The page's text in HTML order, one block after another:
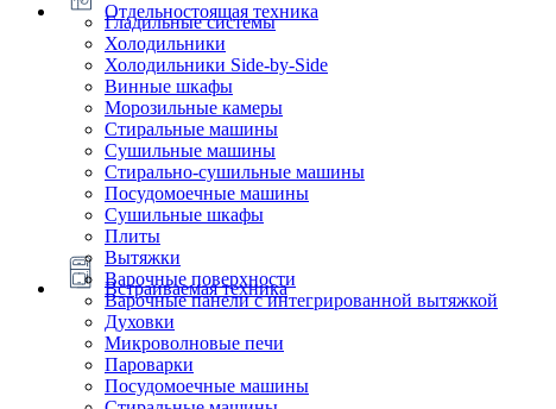
Отдельностоящая техника
Гладильные системы
Холодильники
Холодильники Side-by-Side
Винные шкафы
Морозильные камеры
Стиральные машины
Сушильные машины
Стирально-сушильные машины
Посудомоечные машины
Сушильные шкафы
Плиты
Встраиваемая техника
Вытяжки
Варочные поверхности
Варочные панели с интегрированной вытяжкой
Духовки
Микроволновые печи
Пароварки
Посудомоечные машины